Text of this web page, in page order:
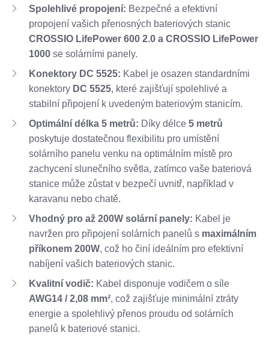
Spolehlivé propojení: Bezpečné a efektivní
propojení vašich přenosných bateriových stanic
CROSSIO LifePower 600 2.0 a CROSSIO LifePower
1000 se solárními panely.
Konektory DC 5525: Kabel je osazen standardními
konektory DC 5525, které zajišťují spolehlivé a
stabilní připojení k uvedeným bateriovým stanicím.
Optimální délka 5 metrů: Díky délce 5 metrů
poskytuje dostatečnou flexibilitu pro umístění
solárního panelu venku na optimálním místě pro
zachycení slunečního světla, zatímco vaše bateriová
stanice může zůstat v bezpečí uvnitř, například v
karavanu nebo chatě.
Vhodný pro až 200W solární panely: Kabel je
navržen pro připojení solárních panelů s maximálním
příkonem 200W, což ho činí ideálním pro efektivní
nabíjení vašich bateriových stanic.
Kvalitní vodič: Kabel disponuje vodičem o síle
AWG14 / 2,08 mm², což zajišťuje minimální ztráty
energie a spolehlivý přenos proudu od solárních
panelů k bateriové stanici.